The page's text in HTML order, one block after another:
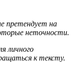
претендует на
неточности.
личного
к тексту.